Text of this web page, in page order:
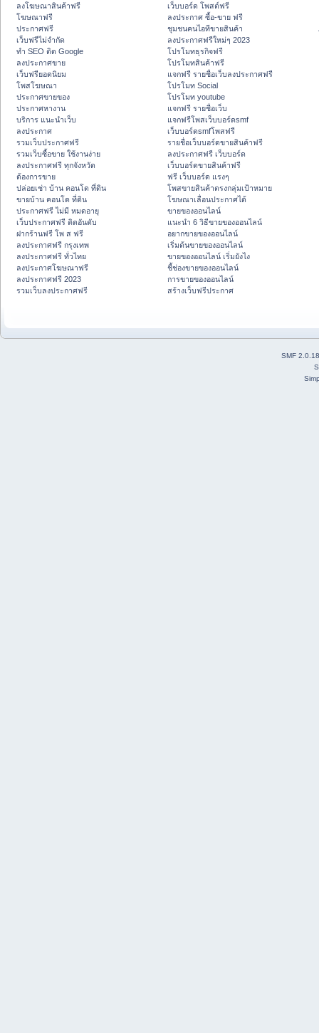
ลงโฆษณาสินค้าฟรี
โฆษณาฟรี
ประกาศฟรี
เว็บฟรีไม่จำกัด
ทำ SEO ติด Google
ลงประกาศขาย
เว็บฟรียอดนิยม
โพสโฆษณา
ประกาศขายของ
ประกาศหางาน
บริการ แนะนำเว็บ
ลงประกาศ
รวมเว็บประกาศฟรี
รวมเว็บซื้อขาย ใช้งานง่าย
ลงประกาศฟรี ทุกจังหวัด
ต้องการขาย
ปล่อยเช่า บ้าน คอนโด ที่ดิน
ขายบ้าน คอนโด ที่ดิน
ประกาศฟรี ไม่มี หมดอายุ
เว็บประกาศฟรี ติดอันดับ
ฝากร้านฟรี โพ ส ฟรี
ลงประกาศฟรี กรุงเทพ
ลงประกาศฟรี ทั่วไทย
ลงประกาศโฆษณาฟรี
ลงประกาศฟรี 2023
รวมเว็บลงประกาศฟรี
เว็บบอร์ด โพสต์ฟรี
ลงประกาศ ซื้อ-ขาย ฟรี
ชุมชนคนไอทีขายสินค้า
ลงประกาศฟรีใหม่ๆ 2023
โปรโมทธุรกิจฟรี
โปรโมทสินค้าฟรี
แจกฟรี รายชื่อเว็บลงประกาศฟรี
โปรโมท Social
โปรโมท youtube
แจกฟรี รายชื่อเว็บ
แจกฟรีโพสเว็บบอร์ดsmf
เว็บบอร์ดsmfโพสฟรี
รายชื่อเว็บบอร์ดขายสินค้าฟรี
ลงประกาศฟรี เว็บบอร์ด
เว็บบอร์ดขายสินค้าฟรี
ฟรี เว็บบอร์ด แรงๆ
โพสขายสินค้าตรงกลุ่มเป้าหมาย
โฆษณาเลื่อนประกาศได้
ขายของออนไลน์
แนะนำ 6 วิธีขายของออนไลน์
อยากขายของออนไลน์
เริ่มต้นขายของออนไลน์
ขายของออนไลน์ เริ่มยังไง
ชี้ช่องขายของออนไลน์
การขายของออนไลน์
สร้างเว็บฟรีประกาศ
SMF 2.0.18